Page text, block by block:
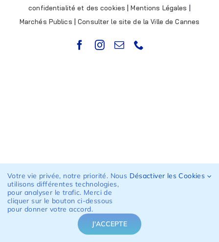
Prévention
confidentialité et des cookies |Mentions Légales
Marchés Publics |Consulter le site de la Ville de Cannes
Votre vie privée, notre priorité. Nous
utilisons différentes technologies,
pour analyser le trafic. Merci de
cliquer sur le bouton ci-dessous
pour donner votre accord.
Désactiver les Cookies
J'ACCEPTE